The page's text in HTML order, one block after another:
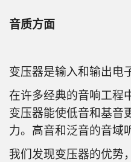
音质方面
变压器是输入和输出电
在许多经典的音响工程
变压器能使低音和基音
力。高音和泛音的音域
我们发现变压器的优势